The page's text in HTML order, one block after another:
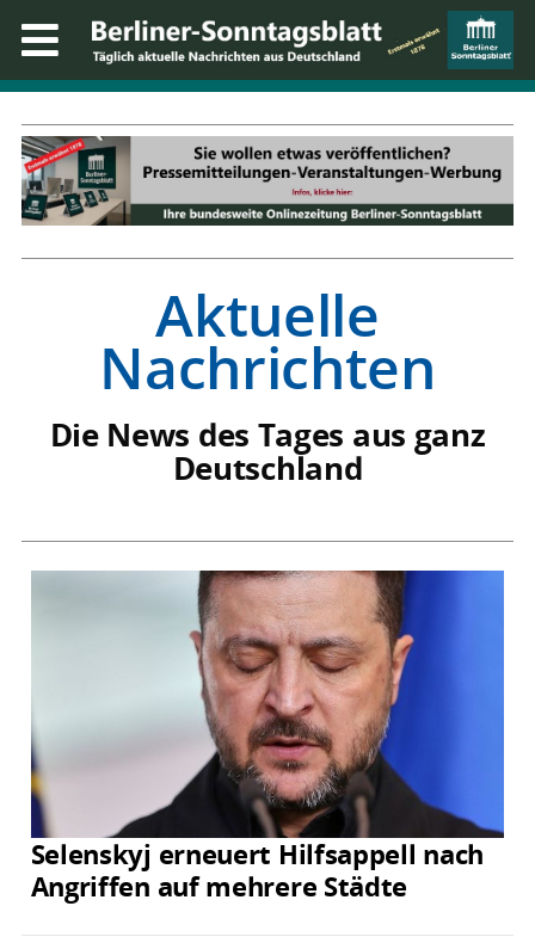
Aktuelle
Nachrichten
Die News des Tages aus ganz
Deutschland
Selenskyj erneuert Hilfsappell nach
Angriffen auf mehrere Städte